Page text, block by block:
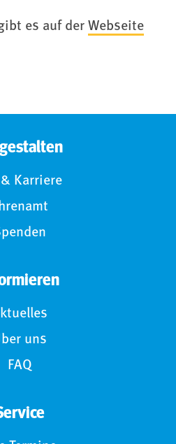
es auf der Webseite
& Karriere
uns
FAQ